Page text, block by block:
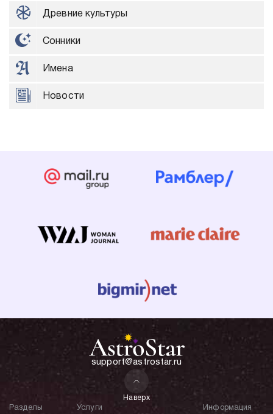
Древние культуры
Сонники
Имена
Новости
support@astrostar.ru
Наверх
Разделы Услуги Информация